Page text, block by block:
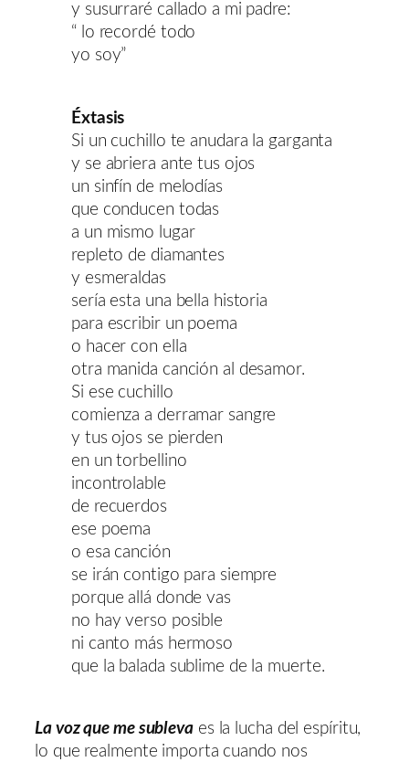
y susurraré callado a mi padre:
“ lo recordé todo
yo soy”
Éxtasis
Si un cuchillo te anudara la garganta
y se abriera ante tus ojos
un sinfín de melodías
que conducen todas
a un mismo lugar
repleto de diamantes
y esmeraldas
sería esta una bella historia
para escribir un poema
o hacer con ella
otra manida canción al desamor.
Si ese cuchillo
comienza a derramar sangre
y tus ojos se pierden
en un torbellino
incontrolable
de recuerdos
ese poema
o esa canción
se irán contigo para siempre
porque allá donde vas
no hay verso posible
ni canto más hermoso
que la balada sublime de la muerte.
La voz que me sublevaes la lucha del espíritu,
lo que realmente importa cuando nos